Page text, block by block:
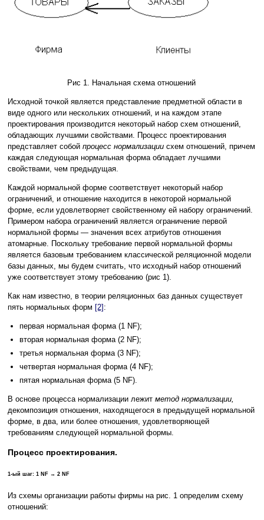
Рис 1. Начальная схема отношений
Исходной точкой является представление предметной области в
виде одного или нескольких отношений, и на каждом этапе
проектирования производится некоторый набор схем отношений,
обладающих лучшими свойствами. Процесс проектирования
представляет собой процесс нормализации схем отношений, причем
каждая следующая нормальная форма обладает лучшими
свойствами, чем предыдущая.
Каждой нормальной форме соответствует некоторый набор
ограничений, и отношение находится в некоторой нормальной
форме, если удовлетворяет свойственному ей набору ограничений.
Примером набора ограничений является ограничение первой
нормальной формы — значения всех атрибутов отношения
атомарные. Поскольку требование первой нормальной формы
является базовым требованием классической реляционной модели
базы данных, мы будем считать, что исходный набор отношений
уже соответствует этому требованию (рис 1).
Как нам известно, в теории реляционных баз данных существует
пять нормальных форм [2]:
первая нормальная форма (1 NF);
вторая нормальная форма (2 NF);
третья нормальная форма (3 NF);
четвертая нормальная форма (4 NF);
пятая нормальная форма (5 NF).
В основе процесса нормализации лежит метод нормализации,
декомпозиция отношения, находящегося в предыдущей нормальной
форме, в два, или более отношения, удовлетворяющей
требованиям следующей нормальной формы.
Процесс проектирования.
1-ый шаг: 1 NF → 2 NF
Из схемы организации работы фирмы на рис. 1 определим схему
отношений: